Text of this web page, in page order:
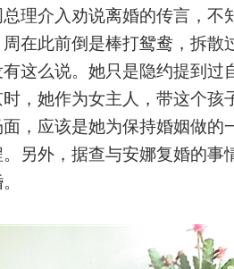
理介入劝说离婚的传言，不
在此前倒是棒打鸳鸯，拆
这么说。她只是隐约提到过
，她作为女主人，带这个孩
，应该是她为保持婚姻做
另外，据查与安娜复婚的事